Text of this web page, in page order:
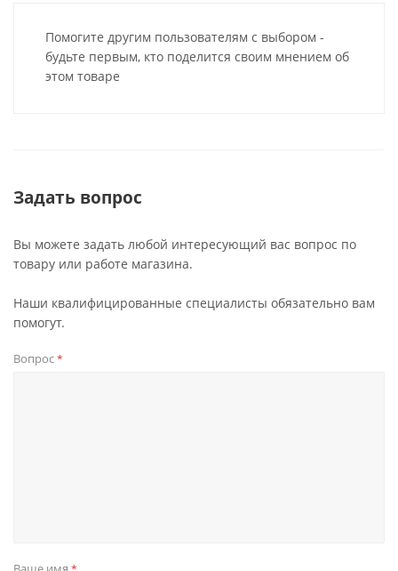
Помогите другим пользователям с выбором -
будьте первым, кто поделится своим мнением об
этом товаре
Задать вопрос
Вы можете задать любой интересующий вас вопрос по
товару или работе магазина.
Наши квалифицированные специалисты обязательно вам
помогут.
Вопрос*